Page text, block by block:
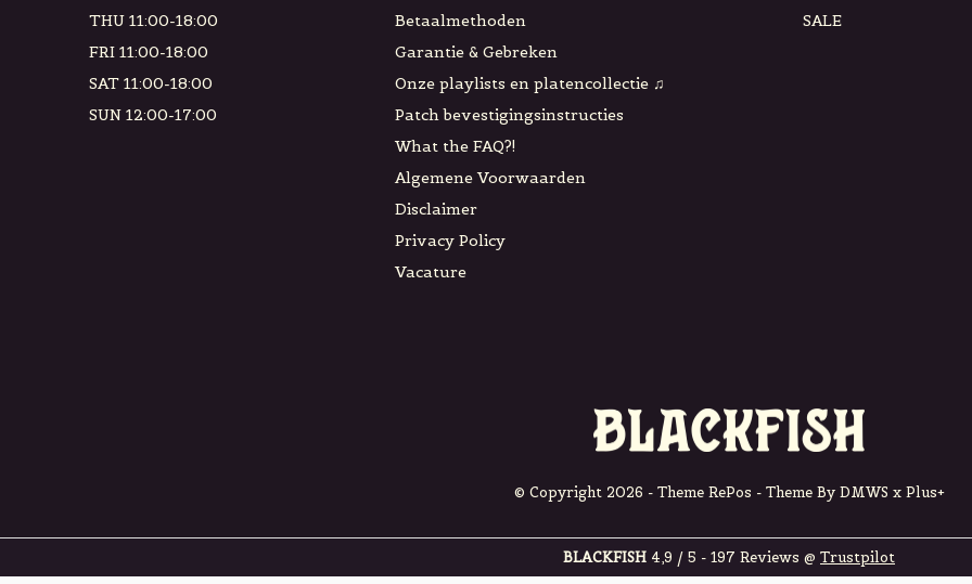
THU 11:00-18:00
FRI 11:00-18:00
SAT 11:00-18:00
SUN 12:00-17:00
Betaalmethoden
Garantie & Gebreken
Onze playlists en platencollectie ♫
Patch bevestigingsinstructies
What the FAQ?!
Algemene Voorwaarden
Disclaimer
Privacy Policy
Vacature
SALE
© Copyright 2026 - Theme RePos - Theme By DMWS x Plus+
BLACKFISH 4,9 / 5 - 197 Reviews @ Trustpilot